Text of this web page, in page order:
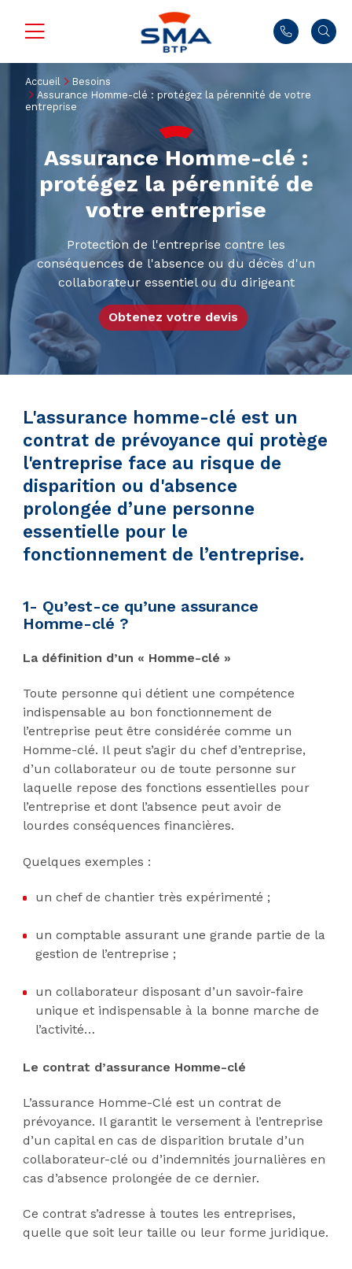
Accueil
Besoins
Assurance Homme-clé : protégez la pérennité de votre
entreprise
Assurance Homme-clé :
protégez la pérennité de
votre entreprise
Protection de l'entreprise contre les
conséquences de l'absence ou du décès d'un
collaborateur essentiel ou du dirigeant
Obtenez votre devis
L'assurance homme-clé est un
contrat de prévoyance qui protège
l'entreprise face au risque de
disparition ou d'absence
prolongée d’une personne
essentielle pour le
fonctionnement de l’entreprise.
1- Qu’est-ce qu’une assurance
Homme-clé ?
La définition d’un « Homme-clé »
Toute personne qui détient une compétence
indispensable au bon fonctionnement de
l’entreprise peut être considérée comme un
Homme-clé. Il peut s’agir du chef d’entreprise,
d’un collaborateur ou de toute personne sur
laquelle repose des fonctions essentielles pour
l’entreprise et dont l’absence peut avoir de
lourdes conséquences financières.
Quelques exemples :
un chef de chantier très expérimenté ;
un comptable assurant une grande partie de la
gestion de l’entreprise ;
un collaborateur disposant d’un savoir-faire
unique et indispensable à la bonne marche de
l’activité…
Le contrat d’assurance Homme-clé
L’assurance Homme-Clé est un contrat de
prévoyance. Il garantit le versement à l’entreprise
d’un capital en cas de disparition brutale d’un
collaborateur-clé ou d’indemnités journalières en
cas d’absence prolongée de ce dernier.
Ce contrat s’adresse à toutes les entreprises,
quelle que soit leur taille ou leur forme juridique.